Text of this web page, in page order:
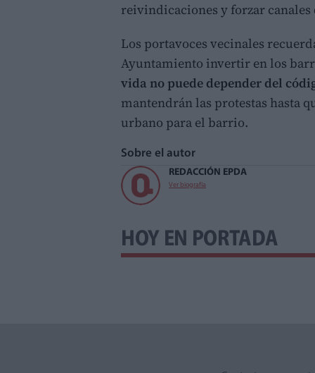
reivindicaciones y forzar
Los portavoces vecinales
Ayuntamiento invertir en los
vida no puede depender del
mantendrán las protestas hasta
urbano para el barrio.
Sobre el autor
REDACCIÓN EPDA
Ver biografía
HOY EN PORTADA